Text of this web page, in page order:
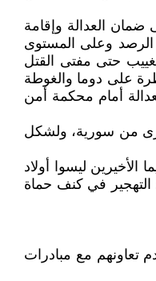
العدالة وإقامة
الرصد وعلى المستوى
حتى مفتى القتل
على دوما والغوطة
أمام محكمة أمن
من سورية، ولشكل
ليسوا أولاد
التهجير في كنف حماة
تعاونهم مع مبادرات